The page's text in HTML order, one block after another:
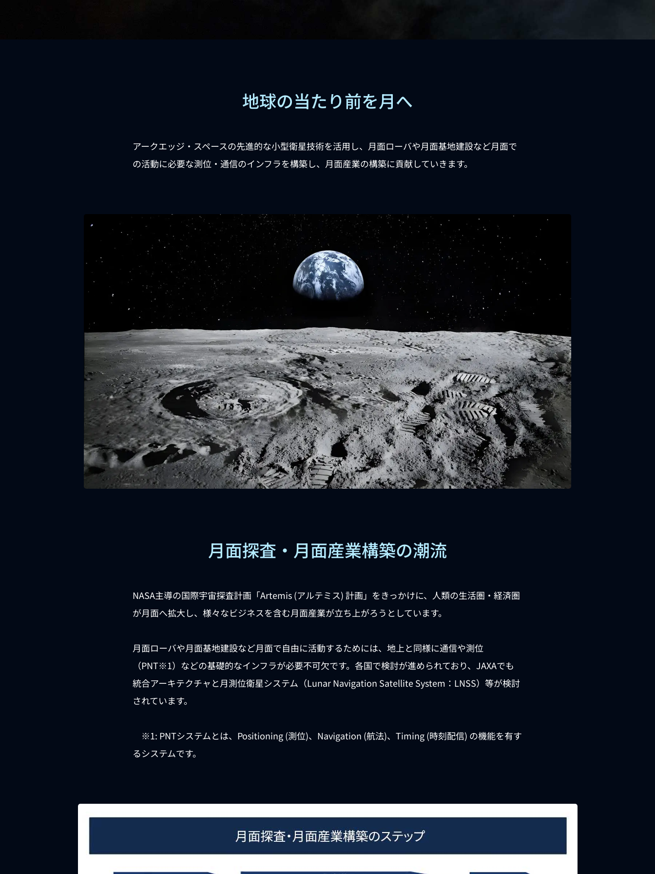
地球の当たり前を月へ
アークエッジ・スペースの先進的な小型衛星技術を活用し、月面ローバや月面基地建設など月面で
の活動に必要な測位・通信のインフラを構築し、月面産業の構築に貢献していきます。
月面探査・月面産業構築の潮流
NASA主導の国際宇宙探査計画「Artemis (アルテミス) 計画」をきっかけに、人類の生活圏・経済圏
が月面へ拡大し、様々なビジネスを含む月面産業が立ち上がろうとしています。
月面ローバや月面基地建設など月面で自由に活動するためには、地上と同様に通信や測位
（PNT※1）などの基礎的なインフラが必要不可欠です。各国で検討が進められており、JAXAでも
統合アーキテクチャと月測位衛星システム（Lunar Navigation Satellite System：LNSS）等が検討
されています。
※1: PNTシステムとは、Positioning (測位)、Navigation (航法)、Timing (時刻配信) の機能を有す
るシステムです。